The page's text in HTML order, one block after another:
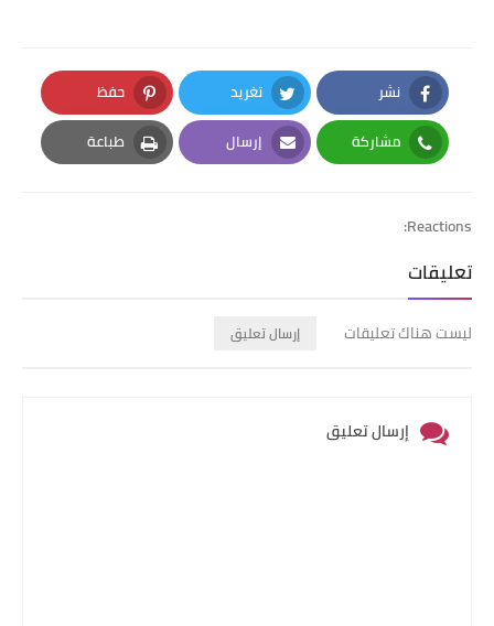
نشر
Facebook
تغريد
Twitter
حفظ
Pinterest
مشاركة
Whatsapp
إرسال
Email
طباعة
Print
Reactions:
تعليقات
ليست هناك تعليقات إرسال تعليق
إرسال تعليق